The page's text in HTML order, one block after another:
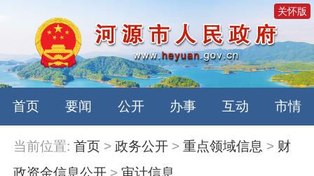
关怀版
首页 要闻 公开 办事 互动 市情
当前位置: 首页 >政务公开 >重点领域信息 > 财
政资金信息公开 >审计信息